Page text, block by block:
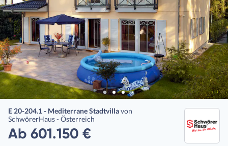
E 20-204.1 - Mediterrane Stadtvillavon
SchwörerHaus - Österreich
Ab 601.150 €